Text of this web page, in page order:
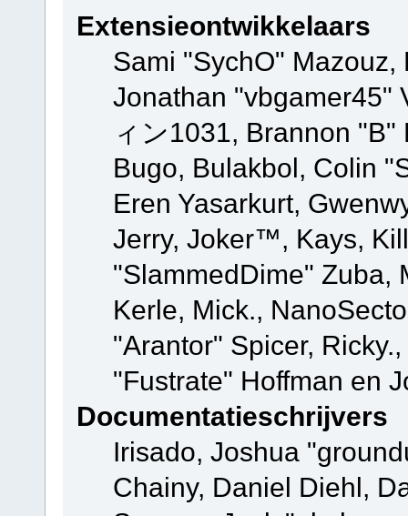
Extensieontwikkelaars
Sami "SychO"
Jonathan "vbgamer45"
ィン1031, Brannon
Bugo, Bulakbol, Colin
Eren Yasarkurt,
Jerry, Joker™, Kays,
"SlammedDime" Zuba,
Kerle, Mick.,
"Arantor" Spicer,
"Fustrate" Hoffman en
Documentatieschrijvers
Irisado, Joshua
Chainy, Daniel Diehl,